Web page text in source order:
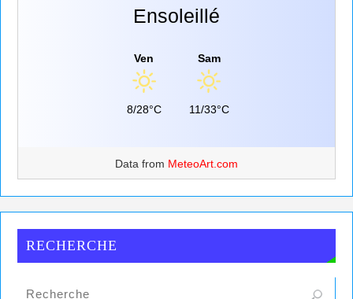
Ensoleillé
Ven
8/28°C
Sam
11/33°C
Data from MeteoArt.com
RECHERCHE